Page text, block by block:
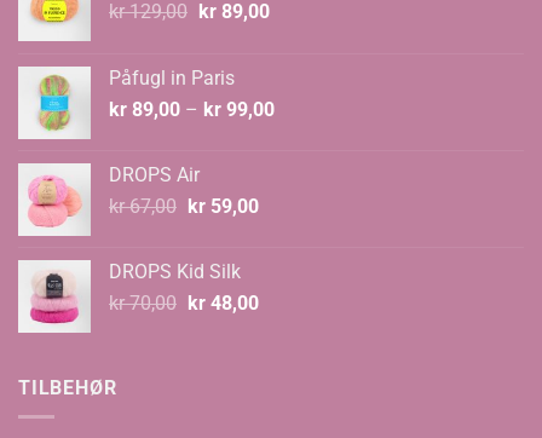
kr129,00 Opprinnelig
kr 129,00.
kr89,00Nåværende
Påfugl in Paris
kr 89,00 – kr 99,00Prisområde:
DROPS Air
kr67,00 Opprinnelig
kr 67,00.
kr59,00Nåværende
DROPS Kid Silk
kr70,00 Opprinnelig
kr48,00Nåværende
TILBEHØR